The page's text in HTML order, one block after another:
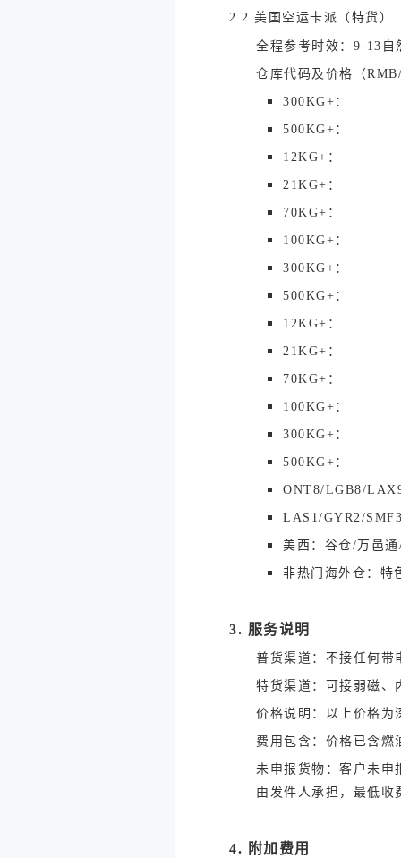
2.2 美国空运卡派（特货）
全程参考时效：9-13自
仓库代码及价格（
300KG+：
500KG+：
12KG+：
21KG+：
70KG+：
100KG+：
300KG+：
500KG+：
12KG+：
21KG+：
70KG+：
100KG+：
300KG+：
500KG+：
ONT8/LGB8/
LAS1/GYR2/
美西：谷仓/万邑
非热门海外仓：特
3. 服务说明
普货渠道：不接任何带
特货渠道：可接弱磁、
价格说明：以上价格为
费用包含：价格已含燃
未申报货物：客户未申
由发件人承担，最低收
4. 附加费用